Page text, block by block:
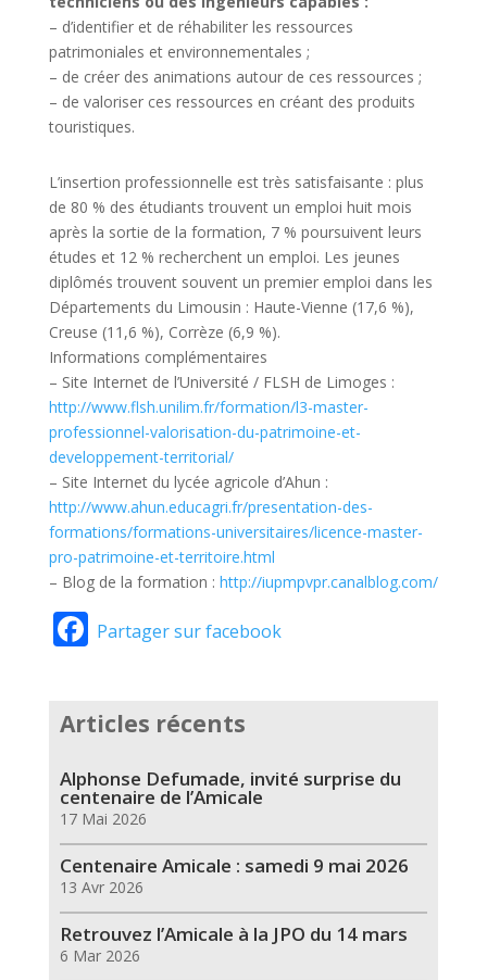
– d’identifier et de réhabiliter les ressources
patrimoniales et environnementales ;
– de créer des animations autour de ces ressources ;
– de valoriser ces ressources en créant des produits
touristiques.
L’insertion professionnelle est très satisfaisante : plus
de 80 % des étudiants trouvent un emploi huit mois
après la sortie de la formation, 7 % poursuivent leurs
études et 12 % recherchent un emploi. Les jeunes
diplômés trouvent souvent un premier emploi dans les
Départements du Limousin : Haute-Vienne (17,6 %),
Creuse (11,6 %), Corrèze (6,9 %).
Informations complémentaires
– Site Internet de l’Université / FLSH de Limoges :
http://www.flsh.unilim.fr/formation/l3-master-
professionnel-valorisation-du-patrimoine-et-
developpement-territorial/
– Site Internet du lycée agricole d’Ahun :
http://www.ahun.educagri.fr/presentation-des-
formations/formations-universitaires/licence-master-
pro-patrimoine-et-territoire.html
– Blog de la formation : http://iupmpvpr.canalblog.com/
Facebook
Partager sur facebook
Articles récents
Alphonse Defumade, invité surprise du
centenaire de l’Amicale
17 Mai 2026
Centenaire Amicale : samedi 9 mai 2026
13 Avr 2026
Retrouvez l’Amicale à la JPO du 14 mars
6 Mar 2026